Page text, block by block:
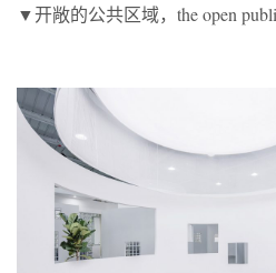
▼开敞的公共区域，the open